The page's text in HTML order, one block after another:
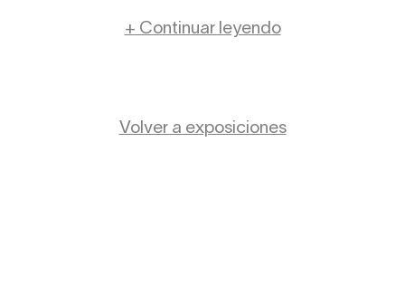
+ Continuar leyendo
Volver a exposiciones